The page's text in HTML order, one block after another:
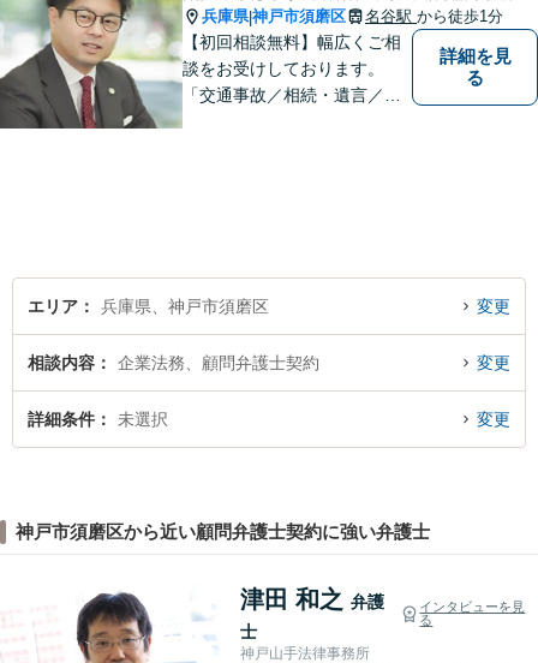
兵庫県|神戸市須磨区 名谷駅 から徒歩1分
【初回相談無料】幅広くご相
談をお受けしております。
「交通事故／相続・遺言／離
詳細を見
る
エリア 兵庫県、神戸市須磨区 変更
相談内容 企業法務、顧問弁護士契約 変更
詳細条件 未選択 変更
神戸市須磨区から近い顧問弁護士契約に強い弁護士
津田 和之 弁護
士
インタビューを見
る
神戸山手法律事務所